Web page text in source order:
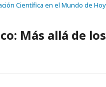
Científica en el Mundo de Hoy
Más allá de